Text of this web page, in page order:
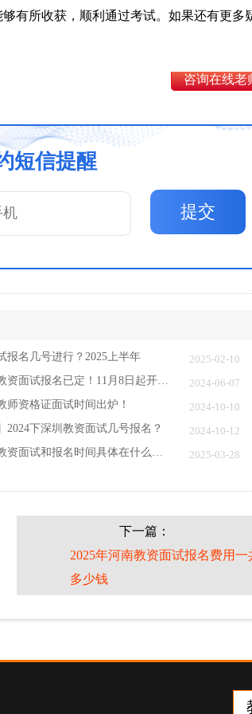
有所收获，顺利通过考试。如果还有更多
咨询在线老
短信提醒
提交
报名几号进行？2025上半年
2025-02-10
2024-06-07
师资格证面试时间出炉！
2024-10-10
2024下深圳教资面试几号报名？
2024-10-12
2025-03-28
下一篇：
2025年河南教资面试报名费用一
多少钱